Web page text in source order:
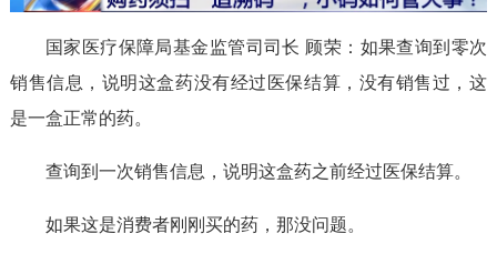
国家医疗保障局基金监管司司长 顾荣：如果查询到零次
销售信息，说明这盒药没有经过医保结算，没有销售过，这
是一盒正常的药。
查询到一次销售信息，说明这盒药之前经过医保结算。
如果这是消费者刚刚买的药，那没问题。